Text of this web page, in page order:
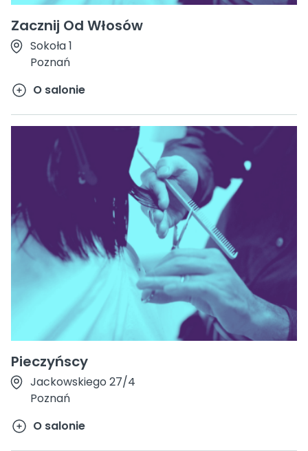
Zacznij Od Włosów
Sokoła 1
Poznań
O salonie
Pieczyńscy
Jackowskiego 27/4
Poznań
O salonie